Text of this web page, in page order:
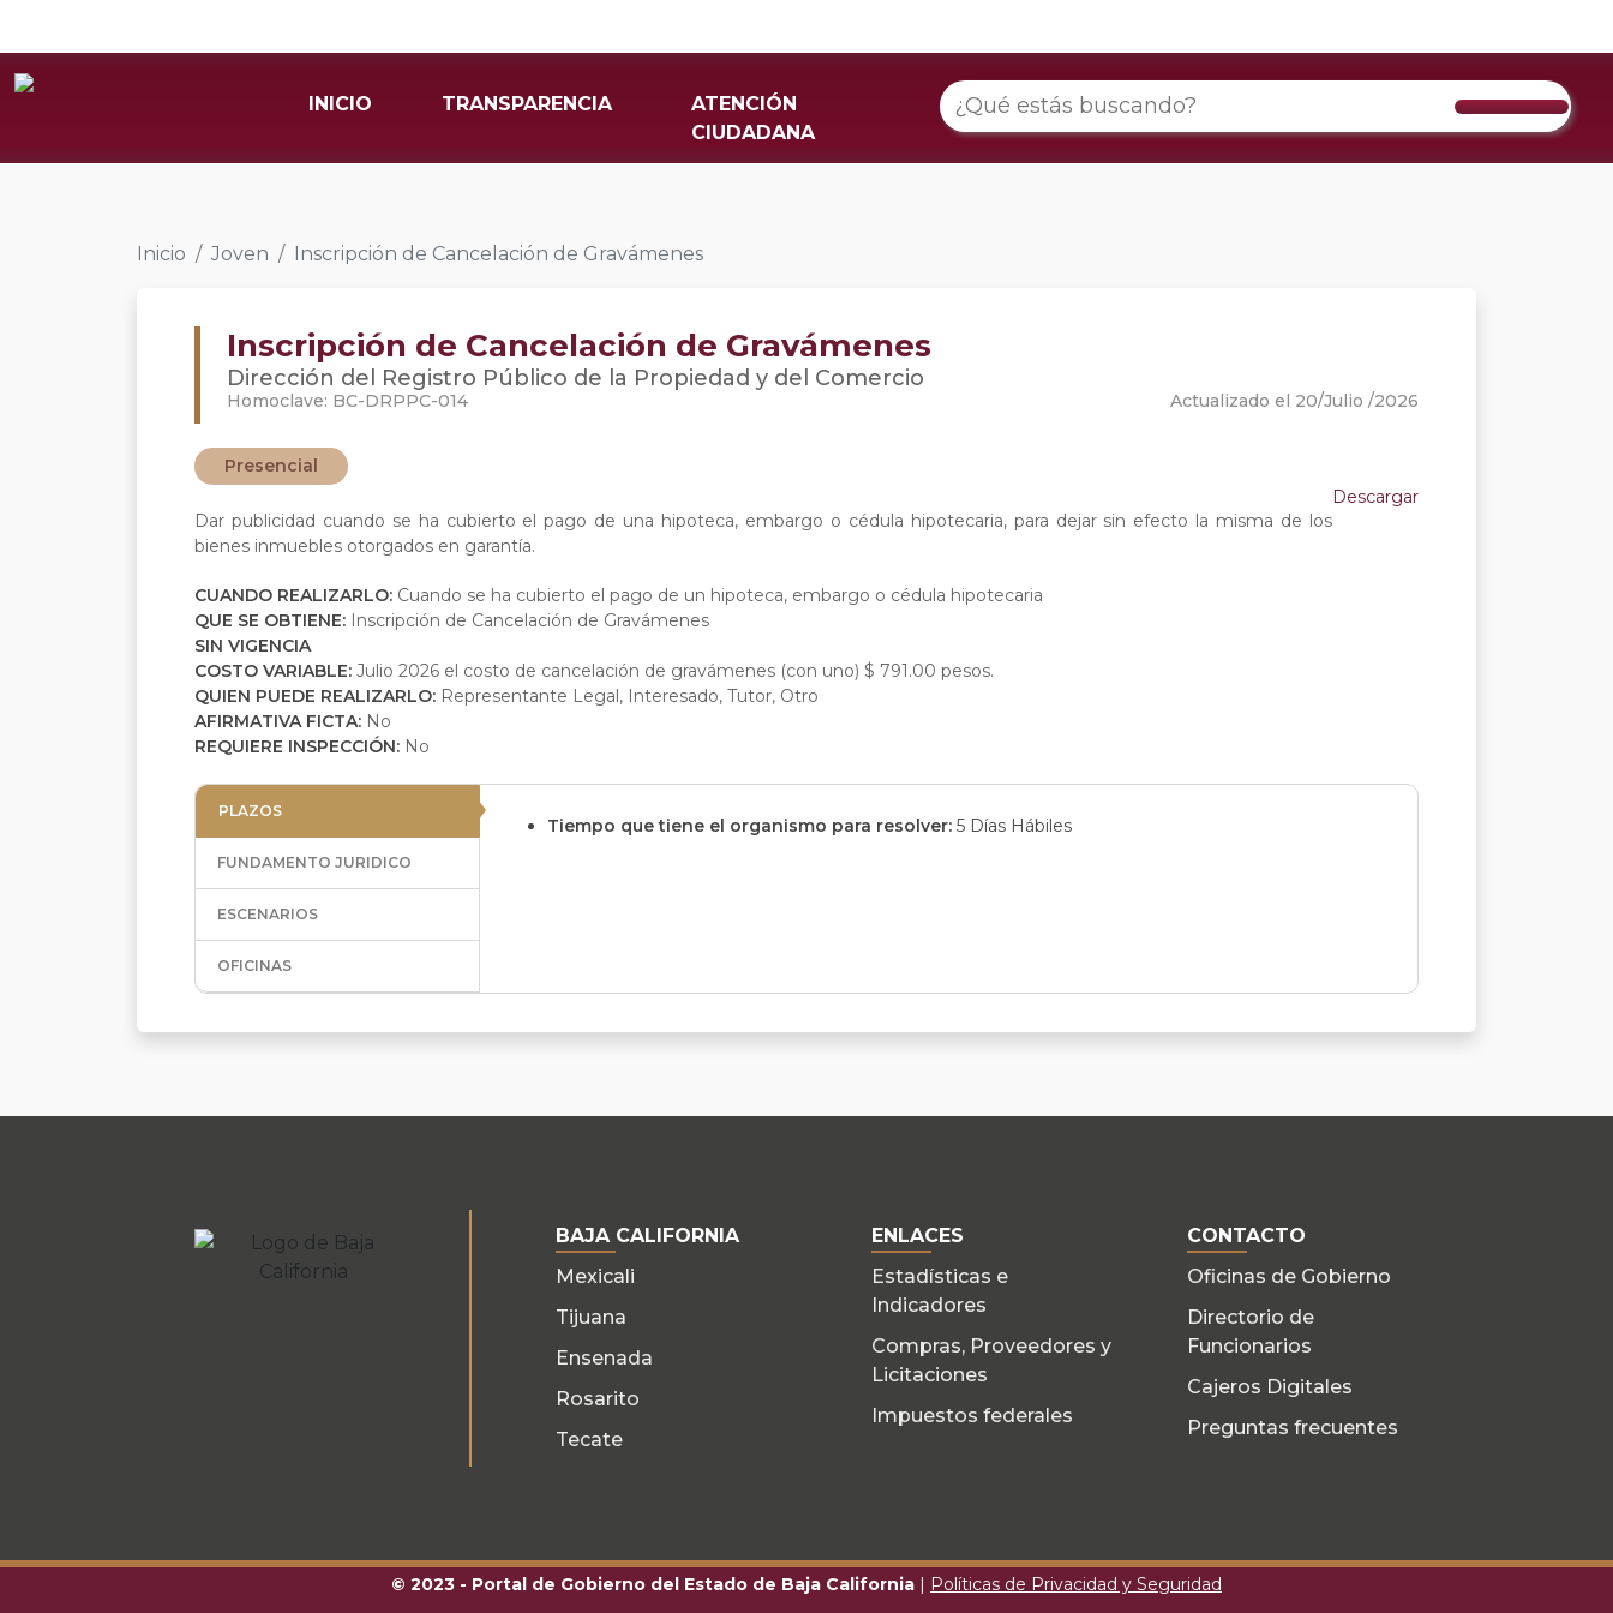
INICIO TRANSPARENCIA
ATENCIÓN
CIUDADANA
Inicio Joven Inscripción de Cancelación de Gravámenes
Inscripción de Cancelación de Gravámenes
Dirección del Registro Público de la Propiedad y del Comercio
Homoclave: BC-DRPPC-014 Actualizado el 20/Julio /2026
Presencial
Descargar
Dar publicidad cuando se ha cubierto el pago de una hipoteca, embargo o cédula hipotecaria, para dejar sin efecto la misma de los
bienes inmuebles otorgados en garantía.
CUANDO REALIZARLO: Cuando se ha cubierto el pago de un hipoteca, embargo o cédula hipotecaria
QUE SE OBTIENE: Inscripción de Cancelación de Gravámenes
SIN VIGENCIA
COSTO VARIABLE: Julio 2026 el costo de cancelación de gravámenes (con uno) $ 791.00 pesos.
QUIEN PUEDE REALIZARLO: Representante Legal, Interesado, Tutor, Otro
AFIRMATIVA FICTA: No
REQUIERE INSPECCIÓN: No
PLAZOS
FUNDAMENTO JURIDICO
ESCENARIOS
OFICINAS
Tiempo que tiene el organismo para resolver: 5 Días Hábiles
BAJA CALIFORNIA
Mexicali
Tijuana
Ensenada
Rosarito
Tecate
ENLACES
Estadísticas e
Indicadores
Compras, Proveedores y
Licitaciones
Impuestos federales
CONTACTO
Oficinas de Gobierno
Directorio de
Funcionarios
Cajeros Digitales
Preguntas frecuentes
© 2023 - Portal de Gobierno del Estado de Baja California | Políticas de Privacidad y Seguridad